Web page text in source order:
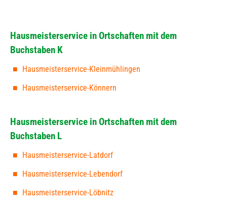
Hausmeisterservice in Ortschaften mit dem
Buchstaben K
Hausmeisterservice-Kleinmühlingen
Hausmeisterservice-Könnern
Hausmeisterservice in Ortschaften mit dem
Buchstaben L
Hausmeisterservice-Latdorf
Hausmeisterservice-Lebendorf
Hausmeisterservice-Löbnitz